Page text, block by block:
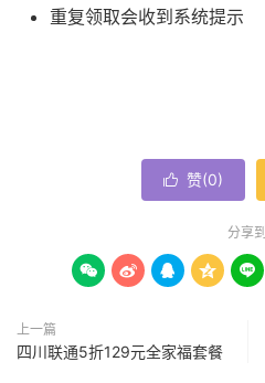
重复领取会收到系统提示
 赞(0)
分享到
    
上一篇
四川联通5折129元全家福套餐